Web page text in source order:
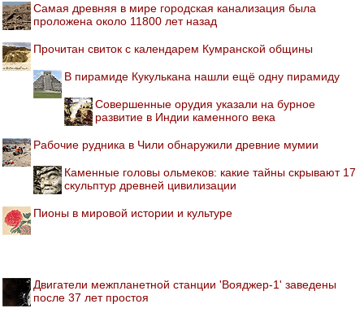
Самая древняя в мире городская канализация была
проложена около 11800 лет назад
Прочитан свиток с календарем Кумранской общины
В пирамиде Кукулькана нашли ещё одну пирамиду
Совершенные орудия указали на бурное
развитие в Индии каменного века
Рабочие рудника в Чили обнаружили древние мумии
Каменные головы ольмеков: какие тайны скрывают 17
скульптур древней цивилизации
Пионы в мировой истории и культуре
Двигатели межпланетной станции 'Вояджер-1' заведены
после 37 лет простоя